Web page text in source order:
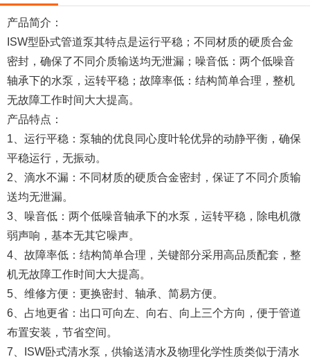
产品简介：
ISW型卧式管道泵其特点是运行平稳；不同材质的硬质合金
密封，确保了不同介质输送均无泄漏；噪音低：两个低噪音
轴承下的水泵，运转平稳；故障率低：结构简单合理，整机
无故障工作时间大大提高。
产品特点：
1、运行平稳：泵轴的优良同心度叶轮优异的动静平衡，确保
平稳运行，无振动。
2、滴水不漏：不同材质的硬质合金密封，保证了不同介质输
送均无泄漏。
3、噪音低：两个低噪音轴承下的水泵，运转平稳，除电机微
弱声响，基本无其它噪声。
4、故障率低：结构简单合理，关键部分采用高品质配套，整
机无故障工作时间大大提高。
5、维修方便：更换密封、轴承、简易方便。
6、占地更省：出口可向左、向右、向上三个方向，便于管道
布置安装，节省空间。
7、ISW卧式清水泵，供输送清水及物理化学性质类似于清水